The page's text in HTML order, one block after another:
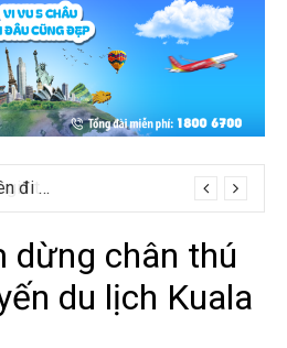
[Bật mí] Tháng 8 nên đi nước nào đẹp? Gợi ý 5+ tọa độ hot 2026
dừng chân thú
du lịch Kuala